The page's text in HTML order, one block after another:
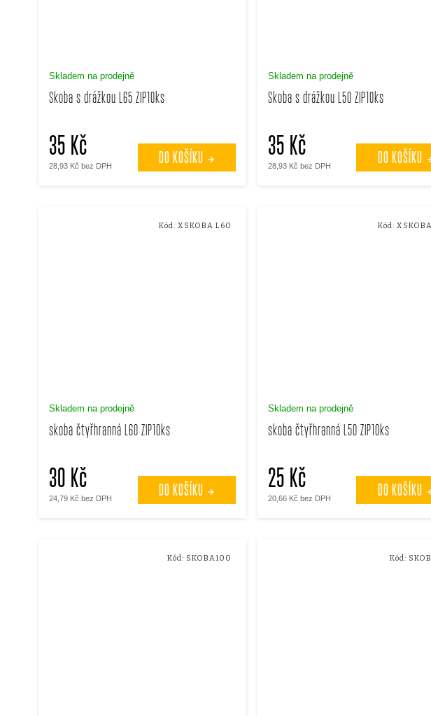
Skoba s drážkou L65 ZIP10ks
Skladem na prodejně
28,93 Kč bez DPH
35 Kč DO KOŠÍKU
Skoba s drážkou L50 ZIP10ks
Skladem na prodejně
28,93 Kč bez DPH
35 Kč DO KOŠÍKU
skoba čtyřhranná L60 ZIP10ks
Skladem na prodejně
24,79 Kč bez DPH
30 Kč DO KOŠÍKU
Kód: XSKOBA L60
skoba čtyřhranná L50 ZIP10ks
Skladem na prodejně
20,66 Kč bez DPH
25 Kč DO KOŠÍKU
Kód:
Kód: SKOBA100 Kód: